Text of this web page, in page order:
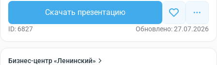
развитой инфраструктуре,способен не только
обеспечить комфортные условия работы, но и
привлечь новых партнеров для компании.
Скачать презентацию
ID: 6827 Обновлено: 27.07.2026
Бизнес-центр «Ленинский»